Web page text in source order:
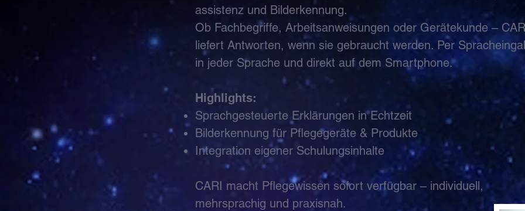
assistenz und Bilderkennung.
Ob Fachbegriffe, Arbeitsanweisungen oder Gerätekunde –
liefert Antworten, wenn sie gebraucht werden. Per
in jeder Sprache und direkt auf dem Smartphone.
Highlights:
Sprachgesteuerte Erklärungen in Echtzeit
Bilderkennung für Pflegegeräte & Produkte
Integration eigener Schulungsinhalte
CARI macht Pflegewissen sofort verfügbar – individuell,
mehrsprachig und praxisnah.